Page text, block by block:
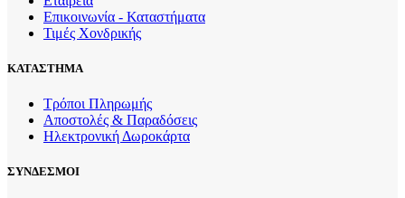
Επικοινωνία - Καταστήματα
Τιμές Χονδρικής
ΚΑΤΑΣΤΗΜΑ
Τρόποι Πληρωμής
Αποστολές & Παραδόσεις
Ηλεκτρονική Δωροκάρτα
ΣΥΝΔΕΣΜΟΙ